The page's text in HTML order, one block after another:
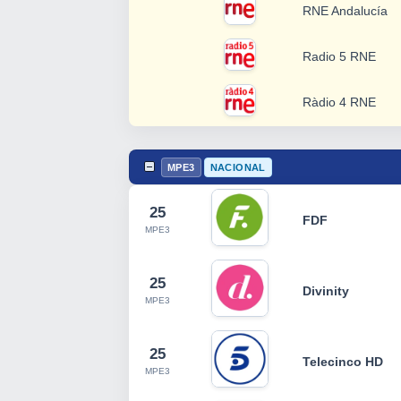
RNE Andalucía
Radio 5 RNE
Ràdio 4 RNE
MPE3 NACIONAL
25
MPE3
FDF
25
MPE3
Divinity
25
MPE3
Telecinco HD